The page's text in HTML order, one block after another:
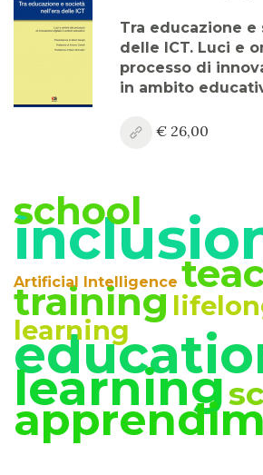
Tra educazione e
delle ICT. Luci e
processo di
in ambito
€ 26,00
school
Artificial Intelligence
training
learning
learning